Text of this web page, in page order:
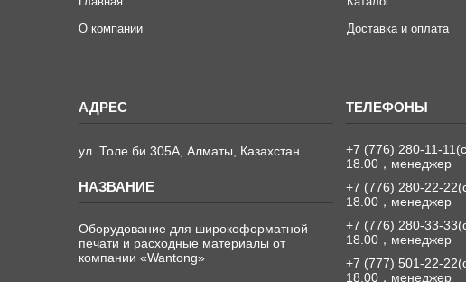
О компании
Доставка и оплата
ул. Толе би 305А, Алматы, Казахстан
Оборудование для широкоформатной
печати и расходные материалы от
компании «Wantong»
+7 (776) 280-11-11
18.00，менеджер
+7 (776) 280-22-22
18.00，менеджер
+7 (776) 280-33-33
18.00，менеджер
+7 (777) 501-22-22
18.00，менеджер